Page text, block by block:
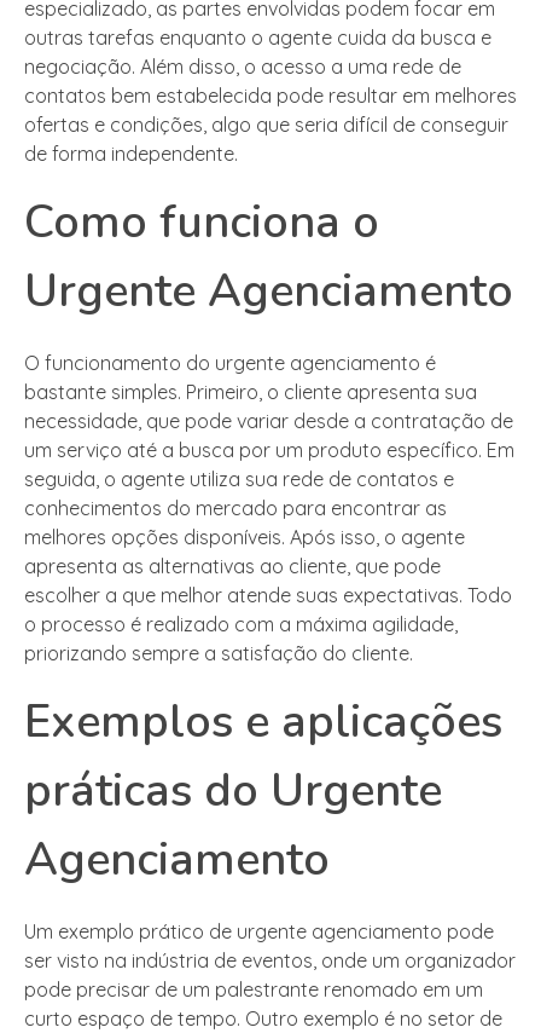
especializado, as partes envolvidas podem focar em
outras tarefas enquanto o agente cuida da busca e
negociação. Além disso, o acesso a uma rede de
contatos bem estabelecida pode resultar em melhores
ofertas e condições, algo que seria difícil de conseguir
de forma independente.
Como funciona o
Urgente Agenciamento
O funcionamento do urgente agenciamento é
bastante simples. Primeiro, o cliente apresenta sua
necessidade, que pode variar desde a contratação de
um serviço até a busca por um produto específico. Em
seguida, o agente utiliza sua rede de contatos e
conhecimentos do mercado para encontrar as
melhores opções disponíveis. Após isso, o agente
apresenta as alternativas ao cliente, que pode
escolher a que melhor atende suas expectativas. Todo
o processo é realizado com a máxima agilidade,
priorizando sempre a satisfação do cliente.
Exemplos e aplicações
práticas do Urgente
Agenciamento
Um exemplo prático de urgente agenciamento pode
ser visto na indústria de eventos, onde um organizador
pode precisar de um palestrante renomado em um
curto espaço de tempo. Outro exemplo é no setor de